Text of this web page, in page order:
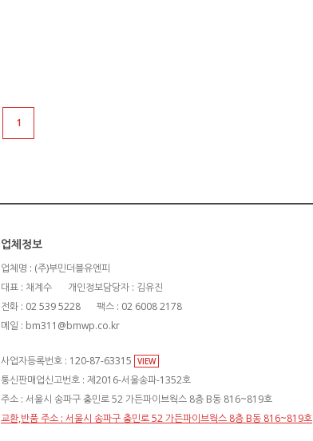
1
업체정보
업체명 : (주)부민더블유엔피
대표 : 채계수
개인정보담당자 : 김유진
전화 : 02 539 5228
팩스 : 02 6008 2178
메일 : bm311@bmwp.co.kr
사업자등록번호 : 120-87-63315 VIEW
통신판매업신고번호 : 제2016-서울송파-1352호
주소 : 서울시 송파구 충민로 52 가든파이브웍스 8층 B동 816~819호
교환,반품 주소 : 서울시 송파구 충민로 52 가든파이브웍스 8층 B동 816~819호